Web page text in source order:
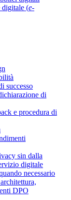
digitale (e-
successo
di
e procedura di
sin dalla
digitale
necessario
DPO